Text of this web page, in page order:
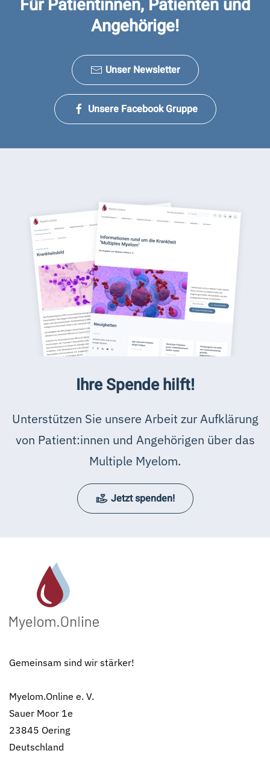
Für Patientinnen, Patienten und
Angehörige!
Unser Newsletter
Unsere Facebook Gruppe
Ihre Spende hilft!
Unterstützen Sie unsere Arbeit zur Aufklärung
von Patient:innen und Angehörigen über das
Multiple Myelom.
Jetzt spenden!
Gemeinsam sind wir stärker!
Myelom.Online e. V.
Sauer Moor 1e
23845 Oering
Deutschland